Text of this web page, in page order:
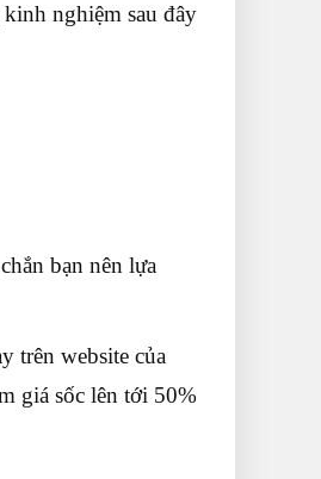
nghiệm sau đây
bạn nên lựa
trên website của
giá sốc lên tới 50%